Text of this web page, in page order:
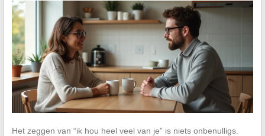
Het zeggen van “ik hou heel veel van je” is niets onbenulligs.